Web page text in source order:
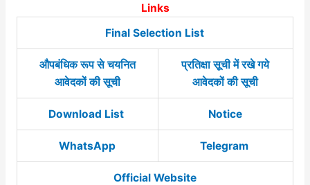
Links
Final Selection List
औपबंधिक रूप से चयनित
आवेदकों की सूची
प्रतिक्षा सूची में रखे गये
आवेदकों की सूची
Download List Notice
WhatsApp Telegram
Official Website